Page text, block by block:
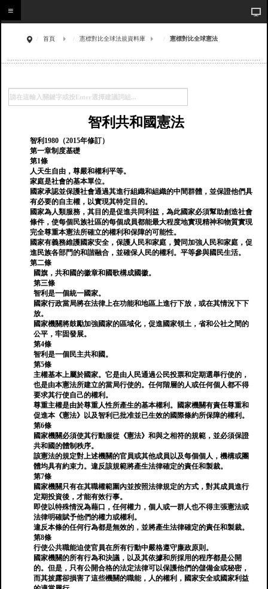
首頁 憲標對比全球法規資料庫 憲標對比全球憲法
智利共和國憲法
智利1980（2015年修訂）
第一章制度基礎
第1條
人天生自由，尊嚴和權利平等。
家庭是社會的基本單位。
國家承認並保護社會通過其進行組織和組織的中間群體，並保證他們具
有必要的自主權，以實現其特定目的。
國家為人類服務，其目的是促進共同利益，為此國家必須幫助創造社會
條件，使每個民族社區的每個成員都能最大程度地實現精神和物質實現
完全尊重本憲法所確立的權利和保障的可能性。
國家有義務維護國家安全，保護人民和家庭，贊同加強人民和家庭，促
進民族各部門的和諧融合，並確保人民的權利。平等參與國民生活。
第二條
國旗，共和國的徽章和國歌構成國徽。
第三條
智利是一個統一國家。
國家行政當局將在法律上在功能和地區上進行下放，或在其情況下下
放。
國家機關將鼓勵加強國家的區域化，促進國家領土，省和公社之間的
公平，牢固發展。
第4條
智利是一個民主共和國。
第5條
主權基本上屬於國家。它是由人民通過公民投票和定期選舉行使的，
也是由本憲法所建立的當局行使的。任何階層的人或任何個人都不得
要求其行使自己的權利。
尊重主權是由於尊重人性所產生的基本權利。國家機關有責任尊重和
促進本《憲法》以及智利已批准並已生效的國際條約所保障的權利。
第6條
國家機關必須使其行動服從《憲法》和與之相符的規範，並必須保證
共和國的體制秩序。
該憲法的規定對上述機關的官員或其他成員以及每個個人，機構或團
體均具有約束力。違反該規範將產生法律確定的責任和製裁。
第7條
國家機關只有在其職權範圍內並按照法律規定的方式，對其成員進行
定期投資後，才能有效行事。
即使以特殊情況為藉口，任何權力，個人或一群人也不得主張憲法或
法律明確賦予他們的權力或權利。
違反本條的任何行為都是無效的，並將產生法律確定的責任和製裁。
第8條
行使公共職能迫使官員在所有行動中嚴格遵守廉政原則。
國家機關的所有行為和決議，以及其依據和所採用的程序都是公開
的。但是，只有公開合格的法定法律可以保護他們的儲備金或秘密，
而其披露卻損害了這些機關的職能，人的權利，國家安全或國家利益